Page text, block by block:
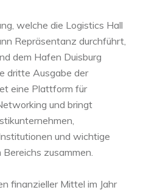
welche die Logistics Hall
Repräsentanz durchführt,
dem Hafen Duisburg
dritte Ausgabe der
eine Plattform für
und bringt
und wichtige
zusammen.
finanzieller Mittel im Jahr